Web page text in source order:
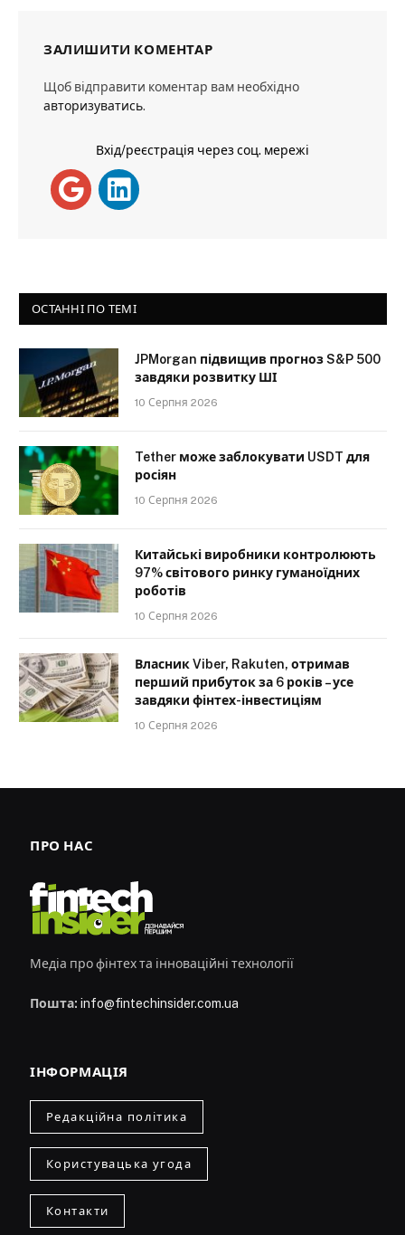
ЗАЛИШИТИ КОМЕНТАР
Щоб відправити коментар вам необхідно
авторизуватись.
Вхід/реєстрація через соц. мережі
ОСТАННІ ПО ТЕМІ
JPMorgan підвищив прогноз S&P 500
завдяки розвитку ШІ
10 Серпня 2026
Tether може заблокувати USDT для
росіян
10 Серпня 2026
Китайські виробники контролюють
97% світового ринку гуманоїдних
роботів
10 Серпня 2026
Власник Viber, Rakuten, отримав
перший прибуток за 6 років – усе
завдяки фінтех-інвестиціям
10 Серпня 2026
ПРО НАС
Медіа про фінтех та інноваційні технології
Пошта: info@fintechinsider.com.ua
ІНФОРМАЦІЯ
Редакційна політика
Користувацька угода
Контакти